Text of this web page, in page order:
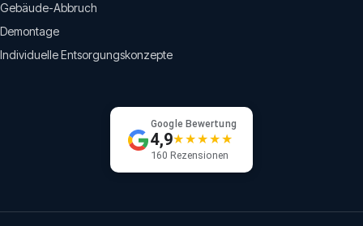
Gebäude-Abbruch
Demontage
Individuelle Entsorgungskonzepte
Google Bewertung
4,9★★★★★
160 Rezensionen